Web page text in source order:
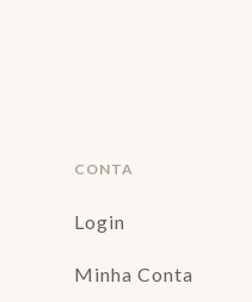
CONTA
Login
Minha Conta